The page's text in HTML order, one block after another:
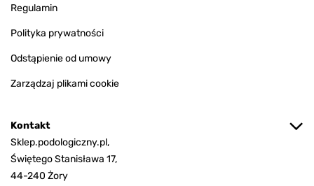
Regulamin
Polityka prywatności
Odstąpienie od umowy
Zarządzaj plikami cookie
Kontakt
Sklep.podologiczny.pl,
Świętego Stanisława 17,
44-240 Żory